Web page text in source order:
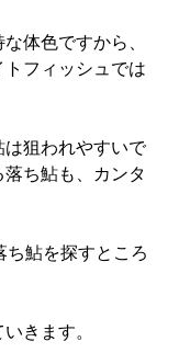
体色ですから、
フィッシュでは
狙われやすいで
ち鮎も、カンタ
ち鮎を探すところ
きます。